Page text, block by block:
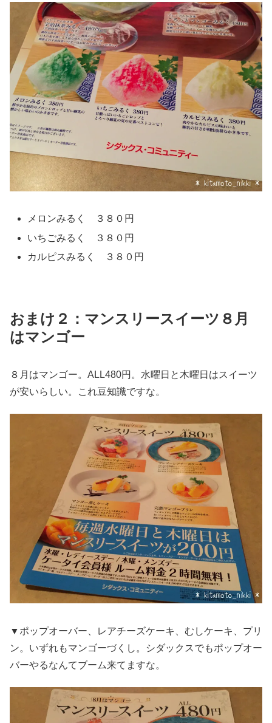
メロンみるく ３８０円
いちごみるく ３８０円
カルピスみるく ３８０円
おまけ２：マンスリースイーツ８月
はマンゴー
８月はマンゴー。ALL480円。水曜日と木曜日はスイーツ
が安いらしい。これ豆知識ですな。
▼ポップオーバー、レアチーズケーキ、むしケーキ、プリ
ン。いずれもマンゴーづくし。シダックスでもポップオー
バーやるなんてブーム来てますな。